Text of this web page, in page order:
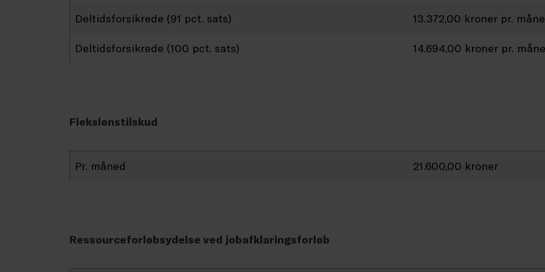
Deltidsforsikrede (91 pct. sats) 13.372,00 kroner pr.
Deltidsforsikrede (100 pct. sats) 14.694,00 kroner pr.
Flekslønstilskud
Pr. måned 21.600,00 kroner
Ressourceforløbsydelse ved jobafklaringsforløb